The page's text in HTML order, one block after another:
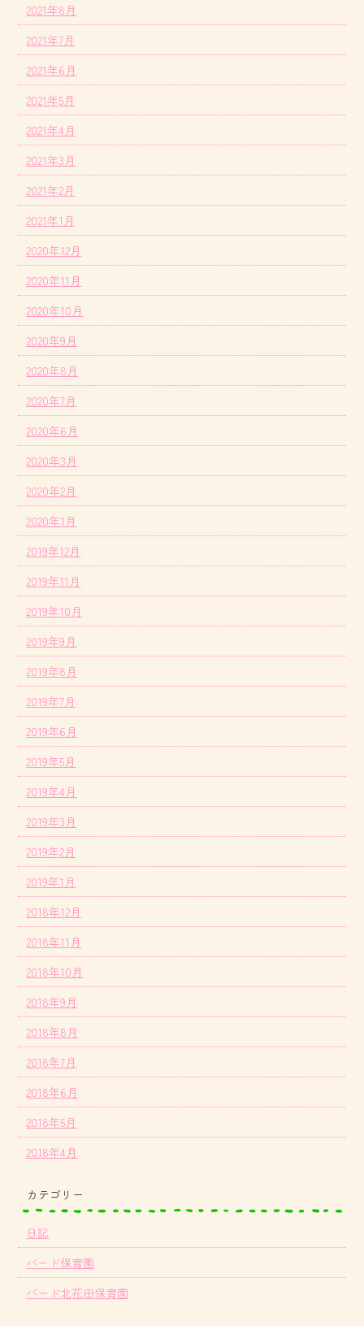
2021年8月
2021年7月
2021年6月
2021年5月
2021年4月
2021年3月
2021年2月
2021年1月
2020年12月
2020年11月
2020年10月
2020年9月
2020年8月
2020年7月
2020年6月
2020年3月
2020年2月
2020年1月
2019年12月
2019年11月
2019年10月
2019年9月
2019年8月
2019年7月
2019年6月
2019年5月
2019年4月
2019年3月
2019年2月
2019年1月
2018年12月
2018年11月
2018年10月
2018年9月
2018年8月
2018年7月
2018年6月
2018年5月
2018年4月
カテゴリー
日記
バード保育園
バード北花田保育園